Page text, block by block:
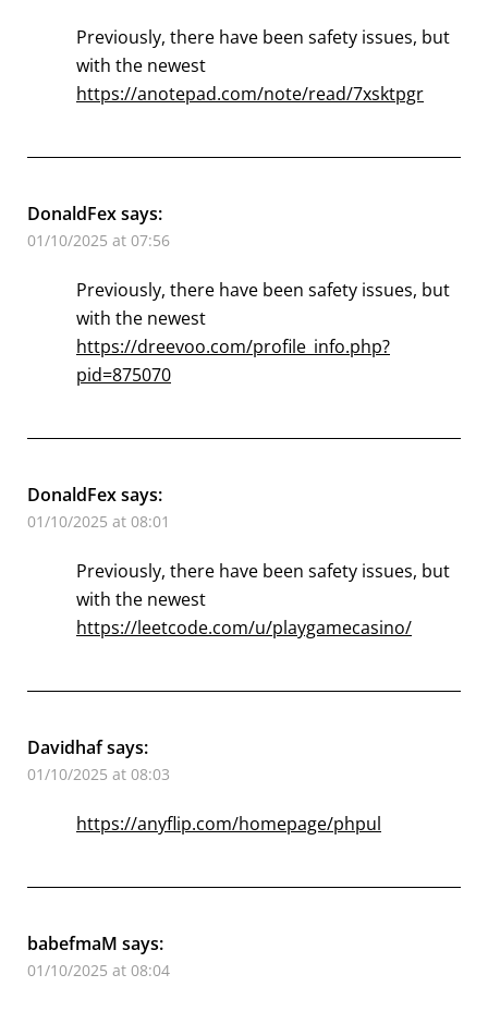
Previously, there have been safety issues, but
with the newest
https://anotepad.com/note/read/7xsktpgr
DonaldFexsays:
01/10/2025 at 07:56
Previously, there have been safety issues, but
with the newest
https://dreevoo.com/profile_info.php?
pid=875070
DonaldFexsays:
01/10/2025 at 08:01
Previously, there have been safety issues, but
with the newest
https://leetcode.com/u/playgamecasino/
Davidhafsays:
01/10/2025 at 08:03
https://anyflip.com/homepage/phpul
babefmaM says:
01/10/2025 at 08:04